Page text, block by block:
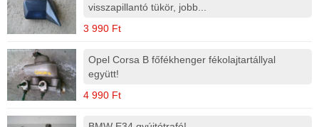
visszapillantó tükör, jobb...
3 990 Ft
Opel Corsa B főfékhenger fékolajtartállyal
együtt!
4 990 Ft